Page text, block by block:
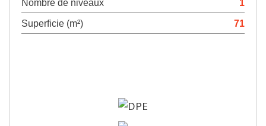
Nombre de niveaux
1
Superficie (m²)
71